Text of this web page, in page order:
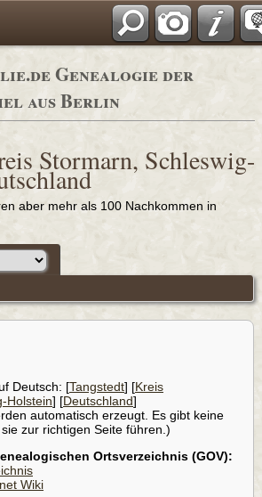
Adressbücher
Genealogie der
aus Berlin
Stormarn, Schleswig-
aber mehr als 100 Nachkommen in
Deutsch: [Tangstedt] [Kreis
Holstein] [Deutschland]
automatisch erzeugt. Es gibt keine
zur richtigen Seite führen.)
Ortsverzeichnis (GOV):
Wiki